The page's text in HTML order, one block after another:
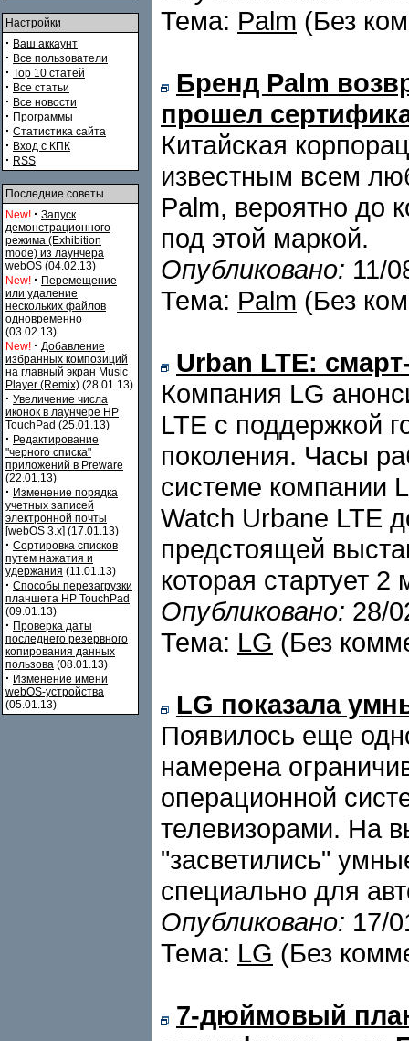
Настройки
· Ваш аккаунт
· Все пользователи
· Top 10 статей
· Все статьи
· Все новости
· Программы
· Статистика сайта
· Вход с КПК
· RSS
Последние советы
New! · Запуск
демонстрационного
режима (Exhibition
mode) из лаунчера
webOS (04.02.13)
New! · Перемещение
или удаление
нескольких файлов
одновременно
(03.02.13)
New! · Добавление
избранных композиций
на главный экран Music
Player (Remix) (28.01.13)
· Увеличение числа
иконок в лаунчере HP
TouchPad (25.01.13)
· Редактирование
"черного списка"
приложений в Preware
(22.01.13)
· Изменение порядка
учетных записей
электронной почты
[webOS 3.x] (17.01.13)
· Сортировка списков
путем нажатия и
удержания (11.01.13)
· Способы перезагрузки
планшета HP TouchPad
(09.01.13)
· Проверка даты
последнего резервного
копирования данных
пользова (08.01.13)
· Изменение имени
webOS-устройства
(05.01.13)
Тема: Palm (Без
Бренд Palm
прошел
Китайская
известным всем
Palm, вероятно до
под этой маркой.
Опубликовано: 11/
Тема: Palm (Без
Urban LTE:
Компания LG
LTE с поддержкой
поколения. Часы
системе компании
Watch Urbane LTE
предстоящей
которая стартует 2
Опубликовано: 28/
Тема: LG (Без
LG показала
Появилось еще
намерена
операционной
телевизорами. На
"засветились"
специально для
Опубликовано: 17/
Тема: LG (Без
7-дюймовый